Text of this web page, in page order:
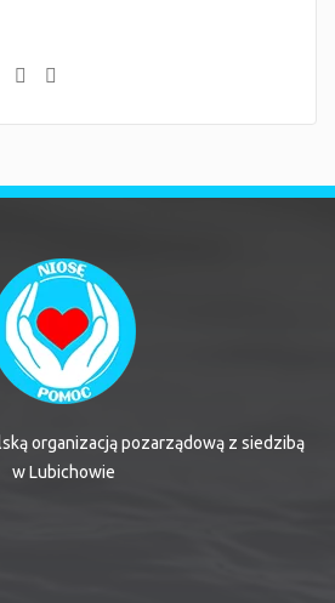
organizacją pozarządową z siedzibą
w Lubichowie